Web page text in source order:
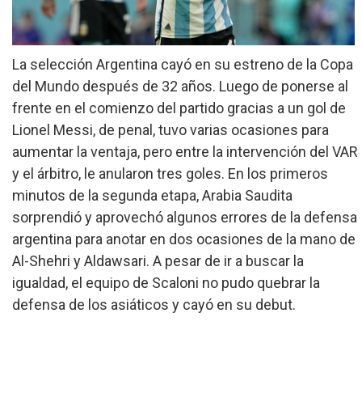
»
Política
La selección Argentina cayó en su estreno de la Copa
del Mundo después de 32 años. Luego de ponerse al
frente en el comienzo del partido gracias a un gol de
Lionel Messi, de penal, tuvo varias ocasiones para
aumentar la ventaja, pero entre la intervención del VAR
y el árbitro, le anularon tres goles. En los primeros
minutos de la segunda etapa, Arabia Saudita
sorprendió y aprovechó algunos errores de la defensa
argentina para anotar en dos ocasiones de la mano de
Al-Shehri y Aldawsari. A pesar de ir a buscar la
igualdad, el equipo de Scaloni no pudo quebrar la
defensa de los asiáticos y cayó en su debut.